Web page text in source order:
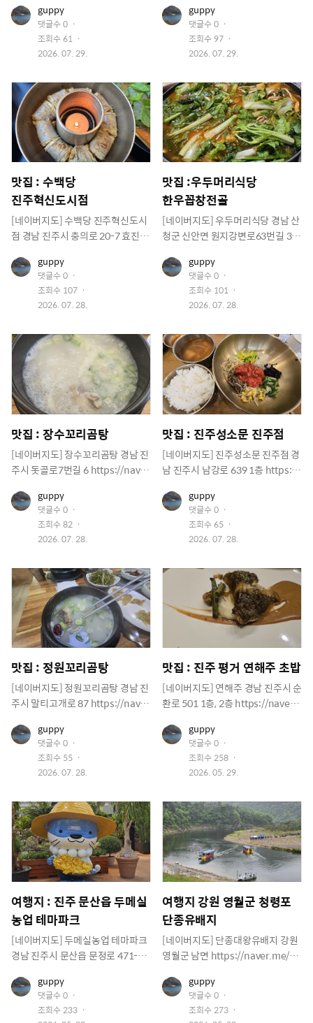
mcM
유
저
guppy
댓글수0
조회수61
작
일
2026. 07. 29.
유
저
guppy
댓글수0
조회수97
작
일
2026. 07. 29.
맛집 : 수백당
진주혁신도시점
[네이버지도] 수백당 진주혁신도시
점 경남 진주시 충의로 20-7 효진빌
DchdDg2
유
저
guppy
댓글수0
조회수 107
작
일
2026. 07. 28.
맛집 :우두머리식당
한우꼽창전골
[네이버지도] 우두머리식당 경남 산
청군 신안면 원지강변로63번길 32
TWgpeP
유
저
guppy
댓글수0
조회수 101
작
일
2026. 07. 28.
맛집 : 장수꼬리곰탕
[네이버지도] 장수꼬리곰탕 경남 진
주시 돗골로7번길 6 https://nave
유
저
guppy
댓글수0
조회수82
작
일
2026. 07. 28.
맛집 : 진주성소문 진주점
[네이버지도] 진주성소문 진주점 경
남 진주시 남강로 639 1층 https://
유
저
guppy
댓글수0
조회수65
작
일
2026. 07. 28.
맛집 : 정원꼬리곰탕
[네이버지도] 정원꼬리곰탕 경남 진
주시 말티고개로 87 https://nave
유
저
guppy
댓글수0
조회수 55
작
일
2026. 07. 28.
맛집 : 진주 평거 연해주 초밥
[네이버지도] 연해주 경남 진주시 순
환로 501 1층, 2층 https://naver.
유
저
guppy
댓글수0
조회수258
작
일
2026. 05. 29.
여행지 : 진주 문산읍 두메실
농업 테마파크
[네이버지도] 두메실농업 테마파크
경남 진주시 문산읍 문정로 471-9
r.me/FcgrlTDN
유
저
guppy
댓글수0
조회수 233
여행지 강원 영월군 청령포
단종유배지
[네이버지도] 단종대왕유배지 강원
영월군 남면 https://naver.me/Frl
유
저
guppy
댓글수0
조회수 273